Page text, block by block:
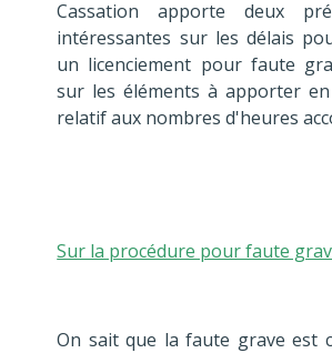
Cassation apporte deux
intéressantes sur les délais
un licenciement pour faute
sur les éléments à apporter
relatif aux nombres d'heures
Sur la procédure pour faute
On sait que la faute grave est